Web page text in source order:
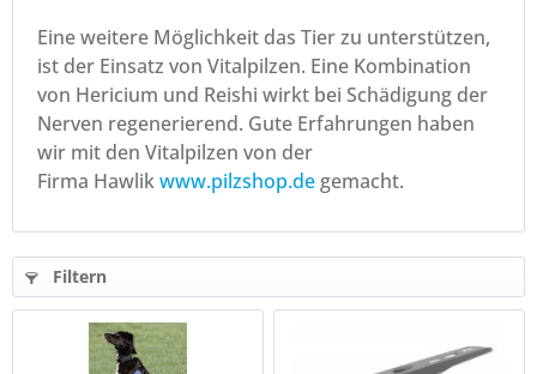
Eine weitere Möglichkeit das Tier zu unterstützen,
ist der Einsatz von Vitalpilzen. Eine Kombination
von Hericium und Reishi wirkt bei Schädigung der
Nerven regenerierend. Gute Erfahrungen haben
wir mit den Vitalpilzen von der
Firma Hawlikwww.pilzshop.degemacht.
Filtern